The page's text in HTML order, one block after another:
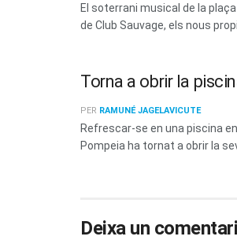
El soterrani musical de la
de Club Sauvage, els nous
Torna a obrir la
PER RAMUNÉ JAGELAVICUTE
Refrescar-se en una piscina
Pompeia ha tornat a obrir la
Deixa un comentari